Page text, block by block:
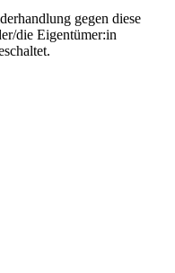
gegen diese
die Eigentümer:in